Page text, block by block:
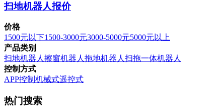
扫地机器人报价
价格
1500元以下1500-3000元3000-5000元5000元以上
产品类别
扫地机器人 擦窗机器人 拖地机器人 扫拖一体机器人
控制方式
APP控制 机械式遥控式
热门搜索